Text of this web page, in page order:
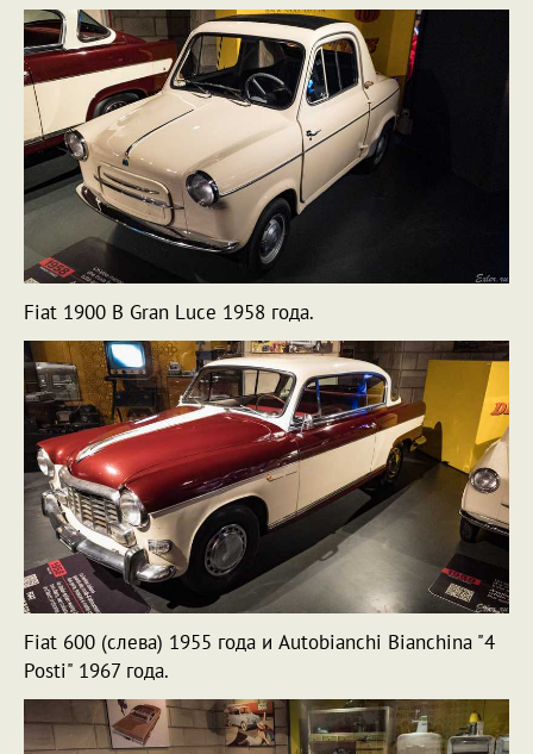
Fiat 1900 B Gran Luce 1958 года.
Fiat 600 (слева) 1955 года и Autobianchi Bianchina "4
Posti" 1967 года.